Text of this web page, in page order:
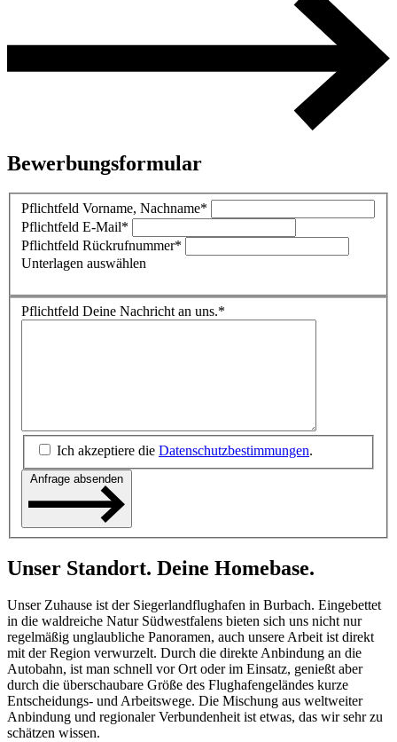
Bewerbungs­formular
Pflichtfeld Vorname, Nachname*
Pflichtfeld E-Mail*
Pflichtfeld Rückrufnummer*
Unterlagen auswählen
Pflichtfeld Deine Nachricht an uns.*
Ich akzeptiere die Datenschutzbestimmungen.
Anfrage absenden
Unser Standort. Deine Homebase.
Unser Zuhause ist der Siegerlandflughafen in Burbach. Eingebettet
in die waldreiche Natur Südwestfalens bieten sich uns nicht nur
regelmäßig unglaubliche Panoramen, auch unsere Arbeit ist direkt
mit der Region verwurzelt. Durch die direkte Anbindung an die
Autobahn, ist man schnell vor Ort oder im Einsatz, genießt aber
durch die überschaubare Größe des Flughafengeländes kurze
Entscheidungs- und Arbeitswege. Die Mischung aus weltweiter
Anbindung und regionaler Verbundenheit ist etwas, das wir sehr zu
schätzen wissen.